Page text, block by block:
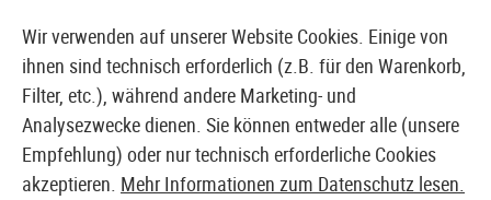
EUROPÄISCHER AIRSOFT SHOP & GROßHÄNDLER
Wir verwenden auf unserer Website Cookies. Einige von
ihnen sind technisch erforderlich (z.B. für den Warenkorb,
Filter, etc.), während andere Marketing- und
Analysezwecke dienen. Sie können entweder alle (unsere
Empfehlung) oder nur technisch erforderliche Cookies
akzeptieren. Mehr Informationen zum Datenschutz lesen.